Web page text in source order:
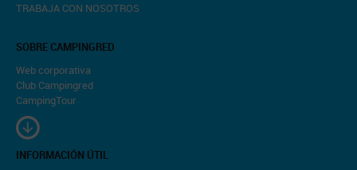
TRABAJA CON NOSOTROS
SOBRE CAMPINGRED
Web corporativa
Club Campingred
CampingTour
INFORMACIÓN ÚTIL